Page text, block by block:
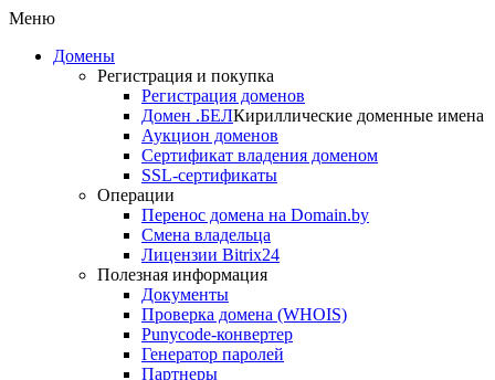
Меню
Домены
Регистрация и покупка
Регистрация доменов
Домен .БЕЛКириллические доменные имена
Аукцион доменов
Сертификат владения доменом
SSL-сертификаты
Операции
Перенос домена на Domain.by
Смена владельца
Лицензии Bitrix24
Полезная информация
Документы
Проверка домена (WHOIS)
Punycode-конвертер
Генератор паролей
Партнеры